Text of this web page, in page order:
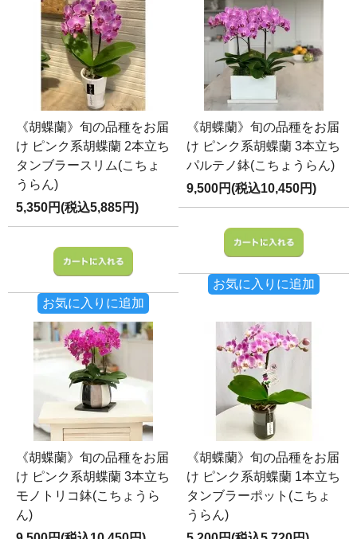
《胡蝶蘭》旬の品種をお届
け ピンク系胡蝶蘭 2本立ち
タンブラースリム(こちょ
うらん)
5,350円(税込5,885円)
お気に入りに追加
《胡蝶蘭》旬の品種をお届
け ピンク系胡蝶蘭 3本立ち
パルテノ鉢(こちょうらん)
9,500円(税込10,450円)
お気に入りに追加
《胡蝶蘭》旬の品種をお届
け ピンク系胡蝶蘭 3本立ち
モノトリコ鉢(こちょうら
ん)
《胡蝶蘭》旬の品種をお届
け ピンク系胡蝶蘭 1本立ち
タンブラーポット(こちょ
うらん)